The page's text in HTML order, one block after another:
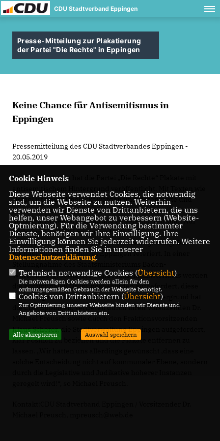
CDU Stadtverband Eppingen
Presse-Mitteilung zur Plakatierung
der Partei "Die Rechte" in Eppingen
Keine Chance für Antisemitismus in
Eppingen
Pressemitteilung des CDU Stadtverbandes Eppingen -
20.05.2019
Auch in Eppingen hat die Partei „Die Rechte“ Plakate mit
Israel ist unser Unglück“ werden undifferenzierte und
gefährliche Aussagen gemacht, die mit keiner
demokratischen Grundhaltung zu vereinbaren sind. Auf
Einladung der CDU Eppingen hatte der
Antisemitismusbeauftragte der Landesregierung, Dr.
Michael Blume, kürzlich in Eppingen referiert. In einer
Stellungnahme des Staatsministeriums Baden-
Württemberg, sowie des Bundesinnenministeriums werden
die kommunalen Ordnungsbehörden aufgefordert, diese
Äußerungen nicht zu dulden. Vor diesem Hintergrund hat
die CDU Eppingen, vertreten durch ihren Vorsitzenden Dr.
Michael Preusch sowie durch den Fraktionsvorsitzenden
Klaus Scherer, die Stadtverwaltung Eppingen aufgefordert,
klar Position zu beziehen und die Plakate entfernen zu
Cookie Hinweis
Diese Webseite verwendet Cookies, die notwendig
sind, um die Webseite zu nutzen. Weiterhin
verwenden wir Dienste von Drittanbietern, die uns
helfen, unser Webangebot zu verbessern (Website-
Optmierung). Für die Verwendung bestimmter
Dienste, benötigen wir Ihre Einwilligung. Ihre
Einwilligung können Sie jederzeit widerrufen. Weitere
Informationen finden Sie in unserer
Datenschutzerklärung.
Technisch notwendige Cookies (Übersicht)
Die notwendigen Cookies werden allein für den
ordnungsgemäßen Gebrauch der Webseite benötigt.
Cookies von Drittanbietern (Übersicht)
Zur Optimierung unserer Webseite binden wir Dienste und
Angebote von Drittanbietern ein.
Alle akzeptieren Auswahl speichern